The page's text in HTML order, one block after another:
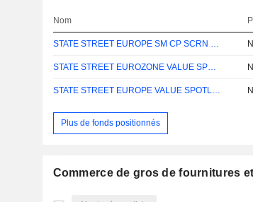
Nom
STATE STREET EUROPE SM CP SCRN EQ PE ...
STATE STREET EUROZONE VALUE SPOTLIGHT B
STATE STREET EUROPE VALUE SPOTLIGHT B
Plus de fonds positionnés
Commerce de gros de fournitures